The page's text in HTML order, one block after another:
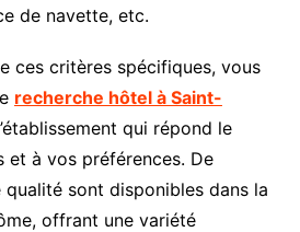
de navette, etc.
ces critères spécifiques, vous
recherche hôtel à Saint-
qui répond le
et à vos préférences. De
sont disponibles dans la
offrant une variété